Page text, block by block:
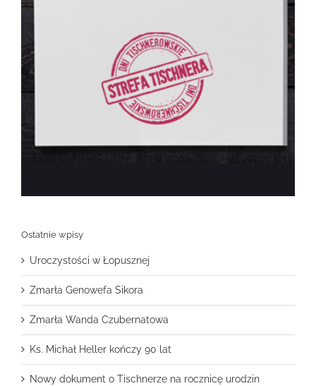
Ostatnie wpisy
Uroczystości w Łopusznej
Zmarła Genowefa Sikora
Zmarła Wanda Czubernatowa
Ks. Michał Heller kończy 90 lat
Nowy dokument o Tischnerze na rocznicę urodzin